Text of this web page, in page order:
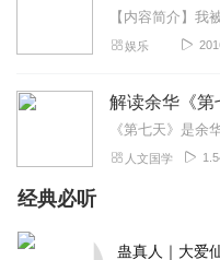
娱乐
解读余华《第
人文国学
经典必听